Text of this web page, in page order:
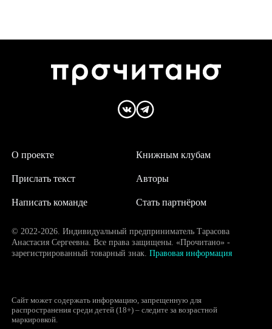
О проекте
Написать команде
Авторы
Прислать текст
Книжным клубам
Стать партнёром
© 2022-2026. Индивидуальный предприниматель Тарасова
Анастасия Сергеевна. Все права защищены. «Прочитано» -
зарегистрированный товарный знак. Правовая информация
Сайт может содержать информацию, запрещенную для
распространения среди детей (18+) – следите за возрастной
маркировкой.